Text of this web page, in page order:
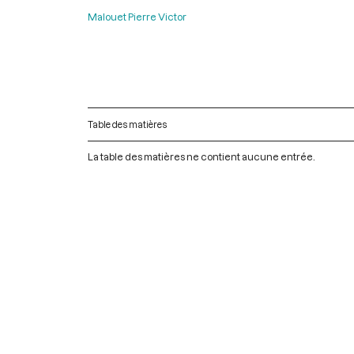
Malouet Pierre Victor
Table des matières
La table des matières ne contient aucune entrée.